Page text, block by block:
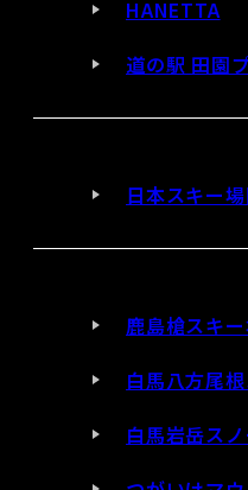
HANETTA
道の駅 田園
日本スキー
鹿島槍スキ
白馬八方尾
白馬岩岳ス